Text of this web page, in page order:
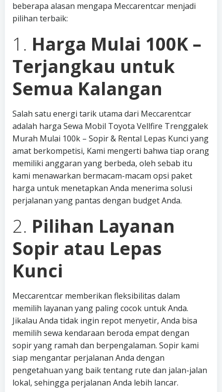
beberapa alasan mengapa Meccarentcar menjadi
pilihan terbaik:
1. Harga Mulai 100K –
Terjangkau untuk
Semua Kalangan
Salah satu energi tarik utama dari Meccarentcar
adalah harga Sewa Mobil Toyota Vellfire Trenggalek
Murah Mulai 100k – Sopir & Rental Lepas Kunci yang
amat berkompetisi, Kami mengerti bahwa tiap orang
memiliki anggaran yang berbeda, oleh sebab itu
kami menawarkan bermacam-macam opsi paket
harga untuk menetapkan Anda menerima solusi
perjalanan yang pantas dengan budget Anda.
2. Pilihan Layanan
Sopir atau Lepas
Kunci
Meccarentcar memberikan fleksibilitas dalam
memilih layanan yang paling cocok untuk Anda.
Jikalau Anda tidak ingin repot menyetir, Anda bisa
memilih sewa kendaraan beroda empat dengan
sopir yang ramah dan berpengalaman. Sopir kami
siap mengantar perjalanan Anda dengan
pengetahuan yang baik tentang rute dan jalan-jalan
lokal, sehingga perjalanan Anda lebih lancar.